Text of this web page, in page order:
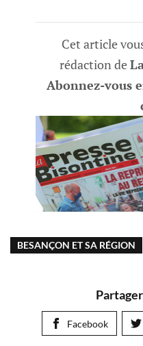
Chaque année, Crédit
invite ses clients
année, du 3 au 19...
Cet article
rédaction de
Abonnez-vous
BESANÇON ET SA RÉGION
Facebook